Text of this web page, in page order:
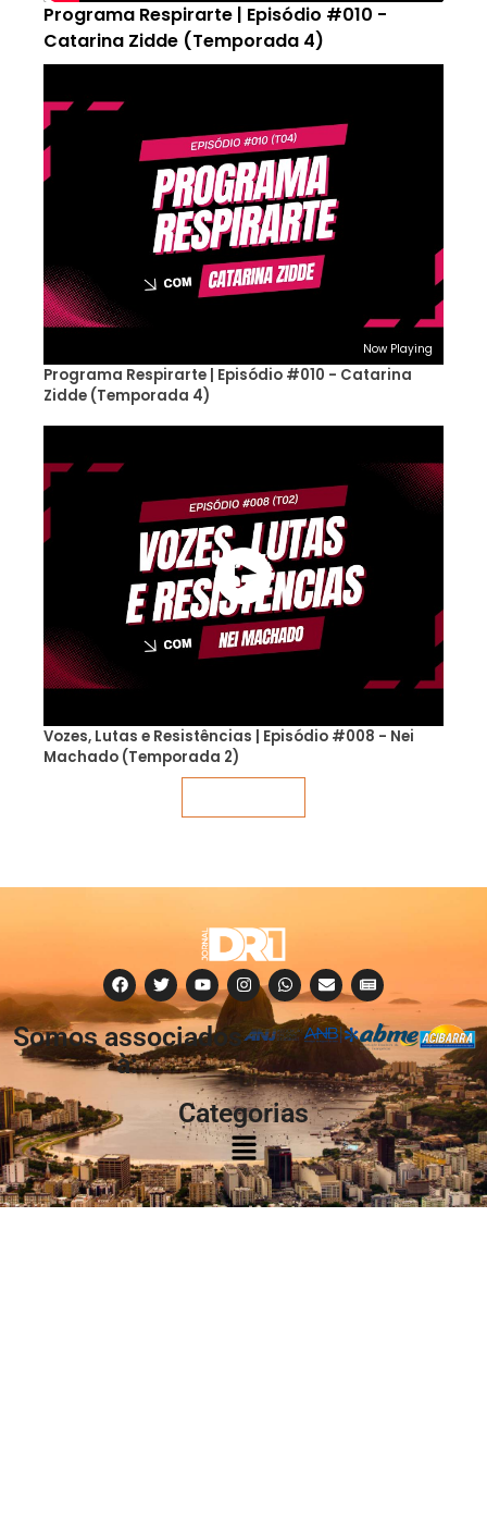
Programa Respirarte | Episódio #010 -
Catarina Zidde (Temporada 4)
Now Playing
Programa Respirarte | Episódio #010 - Catarina
Zidde (Temporada 4)
Vozes, Lutas e Resistências | Episódio #008 - Nei
Machado (Temporada 2)
Somos associados
à:
Categorias